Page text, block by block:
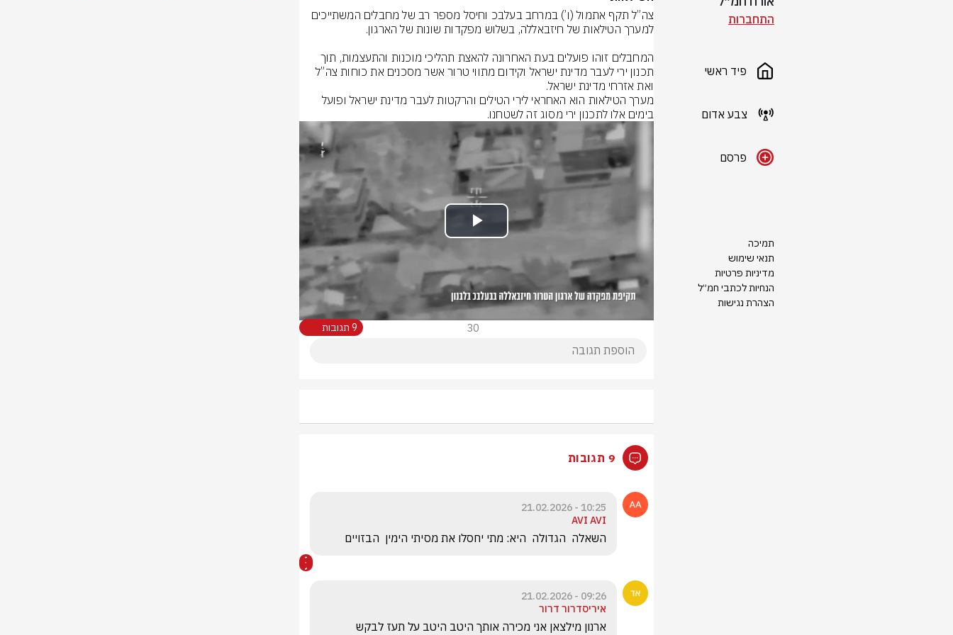
התחברות
פיד ראשי
צבע אדום
פרסם
תמיכה
תנאי שימוש
מדיניות פרטיות
הנחיות לכתבי חמ״ל
הצהרת נגישות
תכנון ירי לעבר מדינת ישראל וקידום מתווי טרור אשר מסכנים את כוחות צה”ל
ואת אזרחי מדינת ישראל.
בימים אלו לתכנון ירי מסוג זה לשטחנו.
Play
Video
30 9 תגובות
9 תגובות
10:25 - 21.02.2026
AVI AVI
השאלה  הגדולה  היא: מתי יחסלו את מסיתי הימין  הבזויים
09:26 - 21.02.2026
איריסדרור דרור